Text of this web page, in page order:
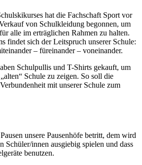
hat die Fachschaft Sport vor
von Schulkleidung begonnen, um
alle im erträglichen Rahmen zu halten.
findet sich der Leitspruch unserer Schule:
– füreinander – voneinander.
Schulpullis und T-Shirts gekauft, um
Schule zu zeigen. So soll die
mit unserer Schule zum
unsere Pausenhöfe betritt, dem wird
Schüler/innen ausgiebig spielen und dass
benutzen.